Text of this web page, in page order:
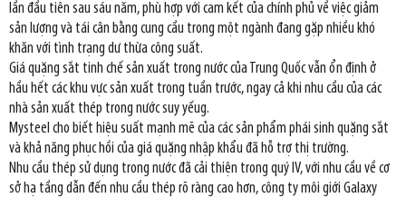
lần đầu tiên sau sáu năm, phù hợp với cam kết của chính phủ về việc giảm
sản lượng và tái cân bằng cung cầu trong một ngành đang gặp nhiều khó
khăn với tình trạng dư thừa công suất.
Giá quặng sắt tinh chế sản xuất trong nước của Trung Quốc vẫn ổn định ở
hầu hết các khu vực sản xuất trong tuần trước, ngay cả khi nhu cầu của các
nhà sản xuất thép trong nước suy yếug.
Mysteel cho biết hiệu suất mạnh mẽ của các sản phẩm phái sinh quặng sắt
và khả năng phục hồi của giá quặng nhập khẩu đã hỗ trợ thị trường.
Nhu cầu thép sử dụng trong nước đã cải thiện trong quý IV, với nhu cầu về cơ
sở hạ tầng dẫn đến nhu cầu thép rõ ràng cao hơn, công ty môi giới Galaxy